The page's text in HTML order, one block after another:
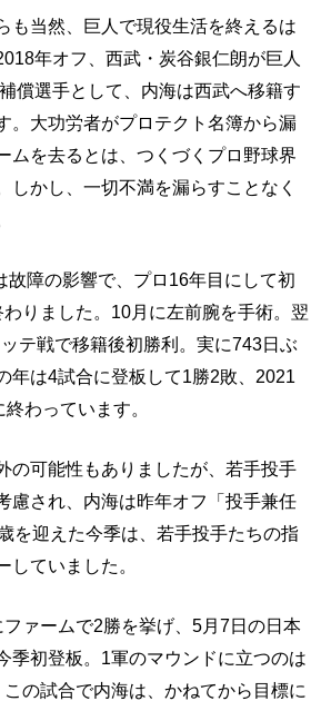
も当然、巨人で現役生活を終えるは
年オフ、西武・炭谷銀仁朗が巨人
償選手として、内海は西武へ移籍す
。大功労者がプロテクト名簿から漏
ムを去るとは、つくづくプロ野球界
しかし、一切不満を漏らすことなく
故障の影響で、プロ16年目にして初
りました。10月に左前腕を手術。翌
テ戦で移籍後初勝利。実に743日ぶ
年は4試合に登板して1勝2敗、2021
わっています。
の可能性もありましたが、若手投手
慮され、内海は昨年オフ「投手兼任
を迎えた今季は、若手投手たちの指
していました。
ァームで2勝を挙げ、5月7日の日本
季初登板。1軍のマウンドに立つのは
の試合で内海は、かねてから目標に